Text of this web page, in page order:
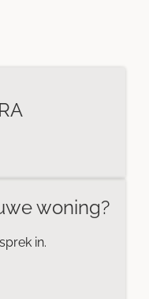
woning?
in.